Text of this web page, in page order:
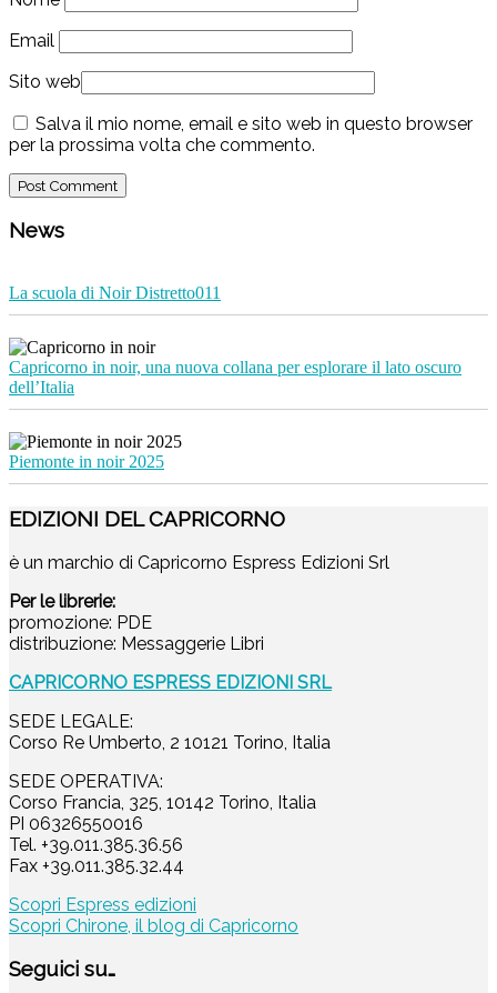
Email
Sito web
Salva il mio nome, email e sito web in questo browser
per la prossima volta che commento.
News
La scuola di Noir Distretto011
Capricorno in noir, una nuova collana per esplorare il lato oscuro
dell’Italia
Piemonte in noir 2025
EDIZIONI DEL CAPRICORNO
è un marchio di Capricorno Espress Edizioni Srl
Per le librerie:
promozione: PDE
distribuzione: Messaggerie Libri
CAPRICORNO ESPRESS EDIZIONI SRL
SEDE LEGALE:
Corso Re Umberto, 2 10121 Torino, Italia
SEDE OPERATIVA:
Corso Francia, 325, 10142 Torino, Italia
PI 06326550016
Tel. +39.011.385.36.56
Fax +39.011.385.32.44
Scopri Espress edizioni
Scopri Chirone, il blog di Capricorno
Seguici su…